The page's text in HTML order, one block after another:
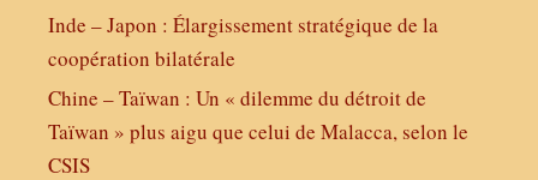
Inde – Japon : Élargissement stratégique de la
coopération bilatérale
Chine – Taïwan : Un « dilemme du détroit de
Taïwan » plus aigu que celui de Malacca, selon le
CSIS